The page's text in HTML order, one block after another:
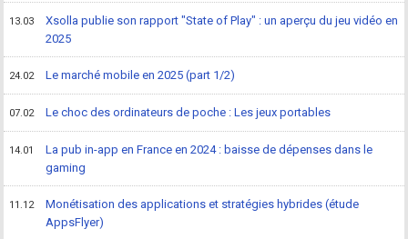
13.03
Xsolla publie son rapport "State of Play" : un aperçu du jeu vidéo en
2025
24.02 Le marché mobile en 2025 (part 1/2)
07.02 Le choc des ordinateurs de poche : Les jeux portables
14.01
La pub in-app en France en 2024 : baisse de dépenses dans le
gaming
11.12
Monétisation des applications et stratégies hybrides (étude
AppsFlyer)